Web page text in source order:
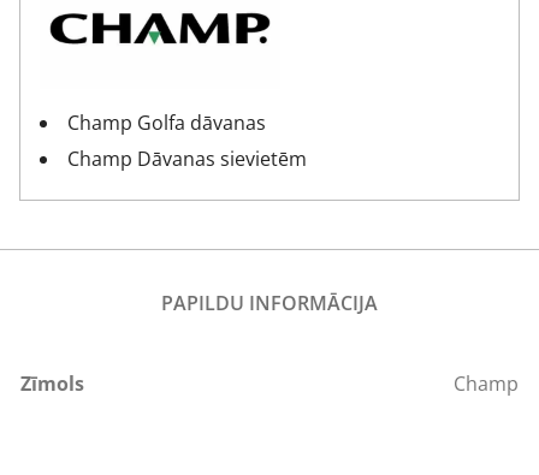
Champ Golfa dāvanas
Champ Dāvanas sievietēm
PAPILDU INFORMĀCIJA
Zīmols Champ